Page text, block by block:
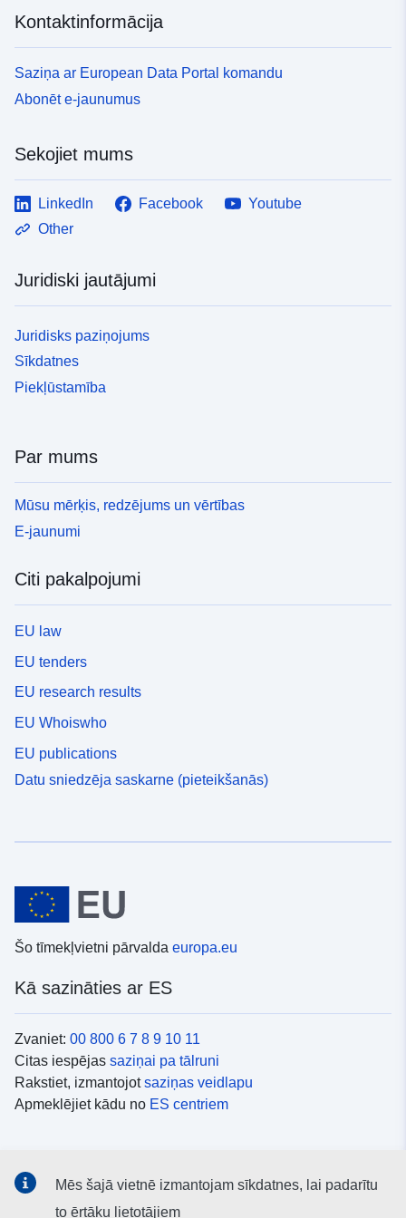
Kontaktinformācija
Saziņa ar European Data Portal komandu
Abonēt e-jaunumus
Sekojiet mums
LinkedIn Facebook
Youtube
Other
Juridiski jautājumi
Juridisks paziņojums
Sīkdatnes
Piekļūstamība
Par mums
Mūsu mērķis, redzējums un vērtības
E-jaunumi
Citi pakalpojumi
EU law
EU tenders
EU research results
EU Whoiswho
EU publications
Datu sniedzēja saskarne (pieteikšanās)
Šo tīmekļvietni pārvalda europa.eu
Kā sazināties ar ES
Zvaniet: 00 800 6 7 8 9 10 11
Citas iespējas saziņai pa tālruni
Rakstiet, izmantojotsaziņas veidlapu
Apmeklējiet kādu no ES centriem
ES kontisociālajos medijos
Mēs šajā vietnē izmantojam sīkdatnes, lai padarītu
to ērtāku lietotājiem